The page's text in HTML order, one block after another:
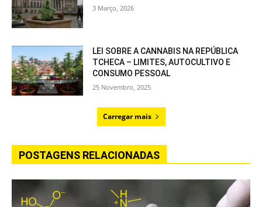
3 Março, 2026
LEI SOBRE A CANNABIS NA REPÚBLICA
TCHECA – LIMITES, AUTOCULTIVO E
CONSUMO PESSOAL
25 Novembro, 2025
Carregar mais
POSTAGENS RELACIONADAS